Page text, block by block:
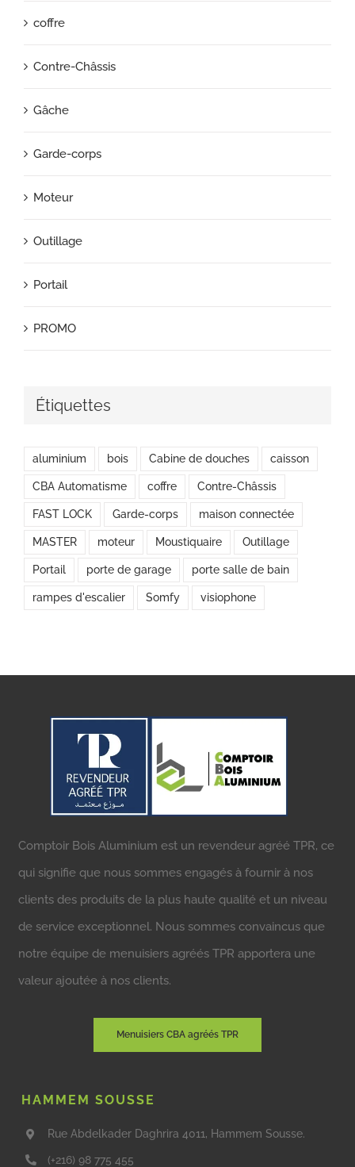
coffre
Contre-Châssis
Gâche
Garde-corps
Moteur
Outillage
Portail
PROMO
Étiquettes
aluminium bois Cabine de douches caisson
CBA Automatisme coffre Contre-Châssis
FAST LOCK Garde-corps maison connectée
MASTER moteur Moustiquaire Outillage
Portail porte de garage porte salle de bain
rampes d'escalier Somfy visiophone
Comptoir Bois Aluminium est un revendeur agréé TPR, ce
qui signifie que nous sommes engagés à fournir à nos
clients des produits de la plus haute qualité et un niveau
de service exceptionnel. Nous sommes convaincus que
notre équipe de menuisiers agréés TPR apportera une
valeur ajoutée à nos clients.
Menuisiers CBA agréés TPR
HAMMEM SOUSSE
Rue Abdelkader Daghrira 4011, Hammem Sousse.
(+216) 98 775 455